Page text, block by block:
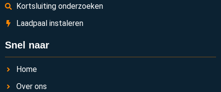
Kortsluiting onderzoeken
Laadpaal instaleren
Snel naar
Home
Over ons